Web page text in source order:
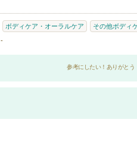
ボディケア・オーラルケア その他ボディ
-
参考にしたい！ありがとう